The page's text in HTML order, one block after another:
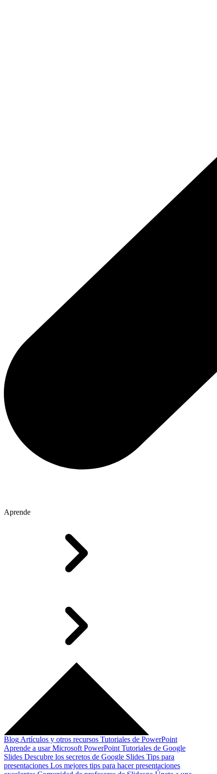
Aprende
Blog Artículos y otros recursos Tutoriales de PowerPoint
Aprende a usar Microsoft PowerPoint Tutoriales de Google
Slides Descubre los secretos de Google Slides Tips para
presentaciones Los mejores tips para hacer presentaciones